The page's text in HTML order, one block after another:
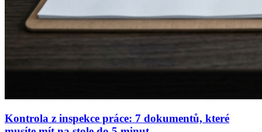
Kontrola z inspekce práce: 7 dokumentů, které